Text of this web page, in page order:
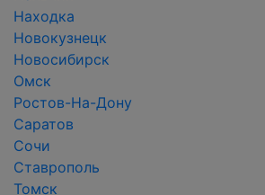
Находка
Новокузнецк
Новосибирск
Омск
Ростов-На-Дону
Саратов
Сочи
Ставрополь
Томск